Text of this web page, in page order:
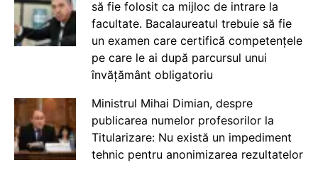
să fie folosit ca mijloc de intrare la
facultate. Bacalaureatul trebuie să fie
un examen care certifică competențele
pe care le ai după parcursul unui
învățământ obligatoriu
Ministrul Mihai Dimian, despre
publicarea numelor profesorilor la
Titularizare: Nu există un impediment
tehnic pentru anonimizarea rezultatelor